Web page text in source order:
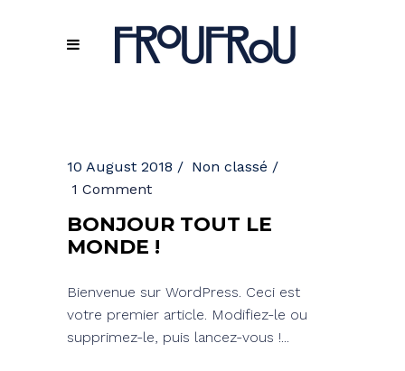
10 August 2018
Non classé
1 Comment
BONJOUR TOUT LE
MONDE !
Bienvenue sur WordPress. Ceci est
votre premier article. Modifiez-le ou
supprimez-le, puis lancez-vous !...